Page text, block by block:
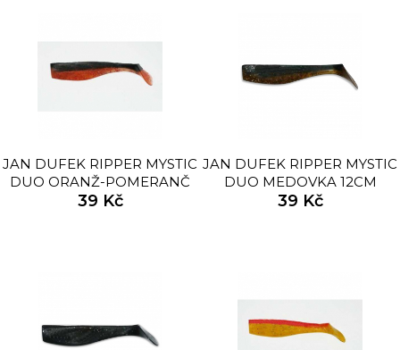
JAN DUFEK RIPPER MYSTIC
DUO ORANŽ-POMERANČ
12CM
39 Kč
JAN DUFEK RIPPER MYSTIC
DUO MEDOVKA 12CM
39 Kč